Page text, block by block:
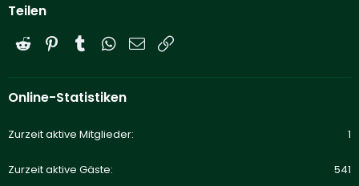
Teilen
Reddit PinterestTumblrWhatsApp
E-Mail
Online-Statistiken
Zurzeit aktive Mitglieder 1
Zurzeit aktive Gäste 541